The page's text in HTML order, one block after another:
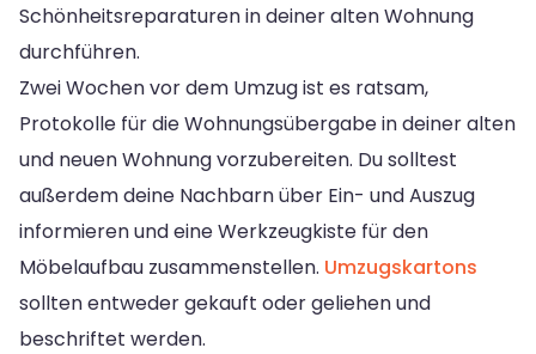
Schönheitsreparaturen in deiner alten Wohnung
durchführen.
Zwei Wochen vor dem Umzug ist es ratsam,
Protokolle für die Wohnungsübergabe in deiner alten
und neuen Wohnung vorzubereiten. Du solltest
außerdem deine Nachbarn über Ein- und Auszug
informieren und eine Werkzeugkiste für den
Möbelaufbau zusammenstellen. Umzugskartons
sollten entweder gekauft oder geliehen und
beschriftet werden.